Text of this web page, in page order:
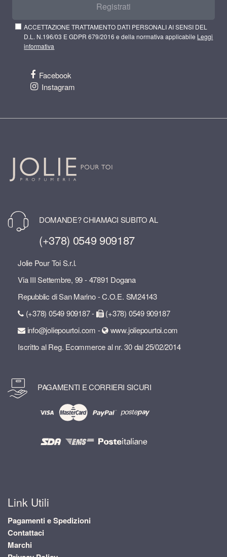
Registrati
ACCETTAZIONE TRATTAMENTO DATI PERSONALI AI SENSI DEL
D.L. N.196/03 E GDPR 679/2016 e della normativa applicabile Leggi
informativa
Facebook
Instagram
DOMANDE? CHIAMACI SUBITO AL
(+378) 0549 909187
Jolie Pour Toi S.r.l.
Via III Settembre, 99 - 47891 Dogana
Repubblic di San Marino - C.O.E. SM24143
(+378) 0549 909187 -
(+378) 0549 909187
info@joliepourtoi.com -
www.joliepourtoi.com
Iscritto al Reg. Ecommerce al nr. 30 dal 25/02/2014
PAGAMENTI E CORRIERI SICURI
Link Utili
Pagamenti e Spedizioni
Contattaci
Marchi